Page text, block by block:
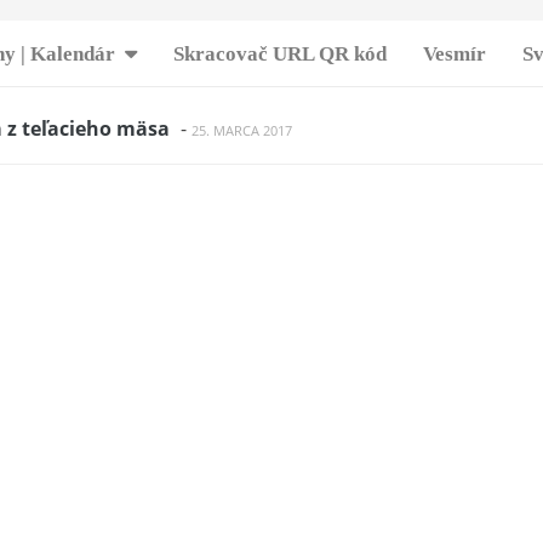
| Kalendár Skracovač URL QR kód Vesmír
-22. JÚLA 2017